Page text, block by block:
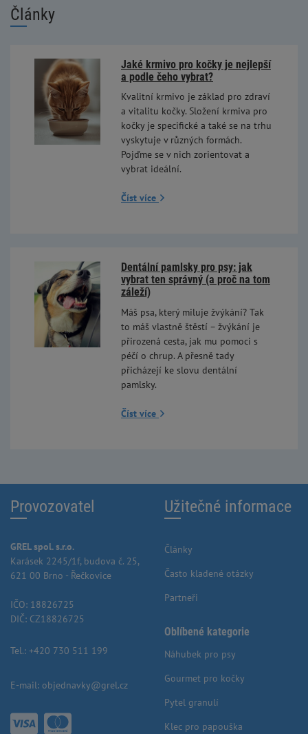
Články
Jaké krmivo pro kočky je nejlepší
a podle čeho vybrat?
Kvalitní krmivo je základ pro zdraví
a vitalitu kočky. Složení krmiva pro
kočky je specifické a také se na trhu
vyskytuje v různých formách.
Pojďme se v nich zorientovat a
vybrat ideální.
Číst více
Dentální pamlsky pro psy: jak
vybrat ten správný (a proč na tom
záleží)
Máš psa, který miluje žvýkání? Tak
to máš vlastně štěstí – žvýkání je
přirozená cesta, jak mu pomoci s
péčí o chrup. A přesně tady
přicházejí ke slovu dentální
pamlsky.
Číst více
Provozovatel
GREL spol. s.r.o.
Karásek 2245/1f, budova č. 25,
621 00 Brno - Řečkovice
IČO: 18826725
DIČ: CZ18826725
Tel.: +420 730 511 199
E-mail: objednavky@grel.cz
Užitečné informace
Články
Často kladené otázky
Partneři
Oblíbené kategorie
Náhubek pro psy
Gourmet pro kočky
Pytel granulí
Klec pro papouška